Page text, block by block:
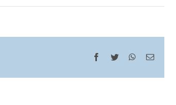
Facebook
Twitter WhatsApp
Helbide